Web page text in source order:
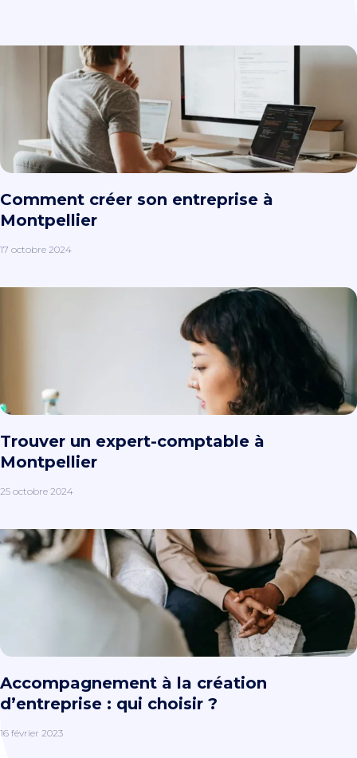
Comment créer son entreprise à
Montpellier
17 octobre 2024
Trouver un expert-comptable à
Montpellier
25 octobre 2024
Accompagnement à la création
d’entreprise : qui choisir ?
16 février 2023